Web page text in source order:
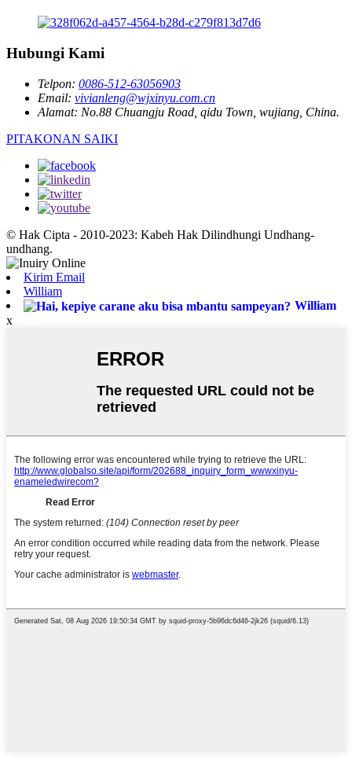
Hubungi Kami
Telpon: 0086-512-63056903
Email: vivianleng@wjxinyu.com.cn
Alamat: No.88 Chuangju Road, qidu Town, wujiang, China.
PITAKONAN SAIKI
© Hak Cipta - 2010-2023: Kabeh Hak Dilindhungi Undhang-
undhang.
Kirim Email
William
William
x